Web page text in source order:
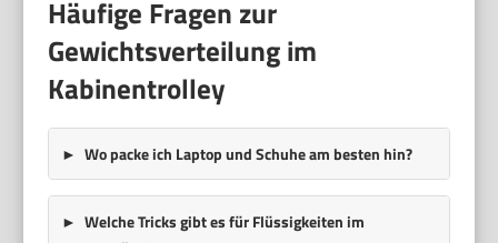
Häufige Fragen zur
Gewichtsverteilung im
Kabinentrolley
Wo packe ich Laptop und Schuhe am besten hin?
Welche Tricks gibt es für Flüssigkeiten im